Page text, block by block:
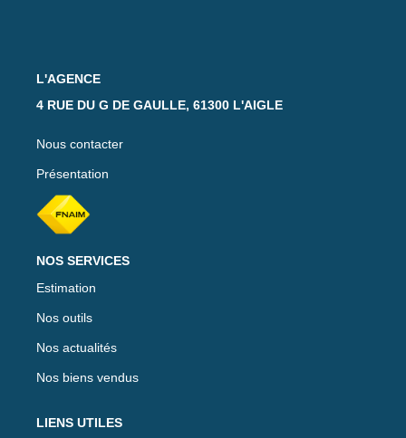
L'AGENCE
4 RUE DU G DE GAULLE, 61300 L'AIGLE
Nous contacter
Présentation
NOS SERVICES
Estimation
Nos outils
Nos actualités
Nos biens vendus
LIENS UTILES